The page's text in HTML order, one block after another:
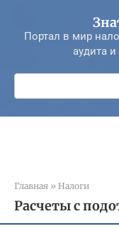
Портал в мир
аудита
Поиск:
Главная » Налоги
Расчеты с